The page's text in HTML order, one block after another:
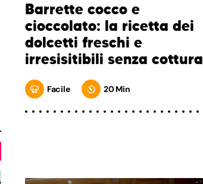
Barrette cocco e
cioccolato: la ricetta dei
dolcetti freschi e
irresisitibili senza cottura
Facile 20 Min